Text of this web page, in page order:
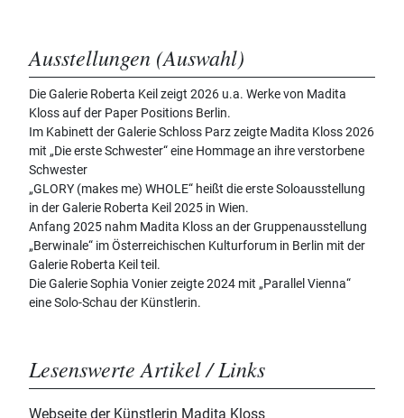
Ausstellungen (Auswahl)
Die Galerie Roberta Keil zeigt 2026 u.a. Werke von Madita
Kloss auf der Paper Positions Berlin.
Im Kabinett der Galerie Schloss Parz zeigte Madita Kloss 2026
mit „Die erste Schwester“ eine Hommage an ihre verstorbene
Schwester
„GLORY (makes me) WHOLE“ heißt die erste Soloausstellung
in der Galerie Roberta Keil 2025 in Wien.
Anfang 2025 nahm Madita Kloss an der Gruppenausstellung
„Berwinale“ im Österreichischen Kulturforum in Berlin mit der
Galerie Roberta Keil teil.
Die Galerie Sophia Vonier zeigte 2024 mit „Parallel Vienna“
eine Solo-Schau der Künstlerin.
Lesenswerte Artikel / Links
Webseite der Künstlerin Madita Kloss